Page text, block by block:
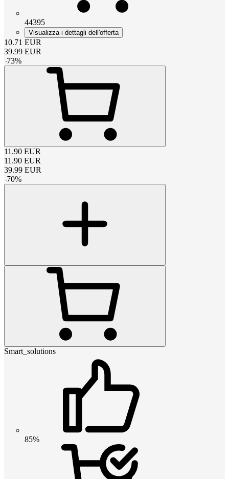
44395
Visualizza i dettagli dell'offerta
10.71 EUR
39.99 EUR
-73%
11.90 EUR
11.90 EUR
39.99 EUR
-70%
Smart_solutions
85%